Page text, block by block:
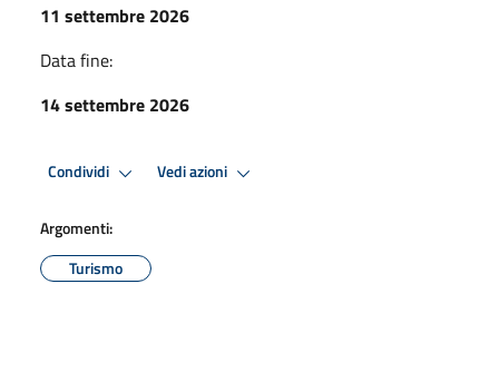
11 settembre 2026
Data fine:
14 settembre 2026
Condividi Vedi azioni
Argomenti:
Turismo